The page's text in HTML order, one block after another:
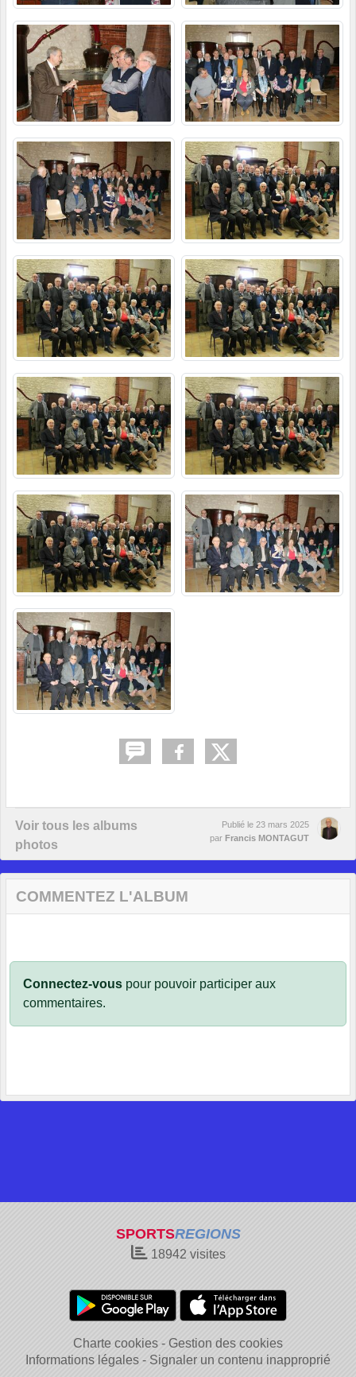
Voir tous les albums
photos
Publié le 23 mars 2025
par Francis MONTAGUT
COMMENTEZ L'ALBUM
Connectez-vous pour pouvoir participer aux
commentaires.
SPORTSREGIONS
18942 visites
Charte cookies
Gestion des cookies
Informations légales
Signaler un contenu inapproprié